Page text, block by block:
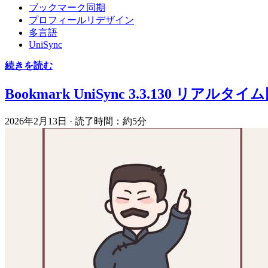
ブックマーク同期
プロフィールリデザイン
多言語
UniSync
続きを読む
Bookmark UniSync 3.3.130 リアルタイ
2026年2月13日 · 読了時間：約5分